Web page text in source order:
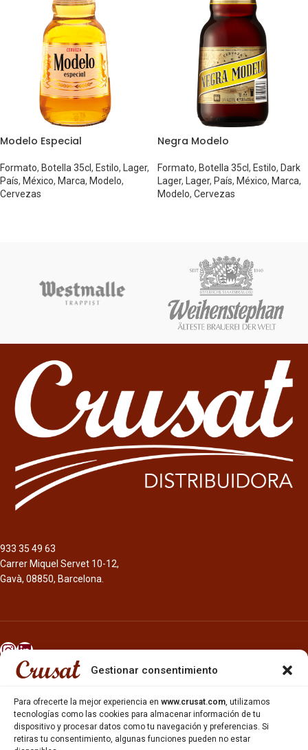
Gestionar consentimiento
Para ofrecerte la mejor experiencia en www.crusat.com, utilizamos
tecnologías como las cookies para almacenar información de tu
dispositivo y procesar datos como tu navegación y preferencias. Si
retiras tu consentimiento, algunas funciones pueden no estar
Modelo Especial
Formato, Botella 35cl, Estilo, Lager,
País, México, Marca, Modelo,
Cervezas
Negra Modelo
Formato, Botella 35cl, Estilo, Dark
Lager, Lager, País, México, Marca,
Modelo, Cervezas
933 35 49 63
Carrer Miquel Servet 10-12,
Gavà, 08850, Barcelona.
INICIO
CERVEZAS
ESTRELLA GALICIA
OTROS PRODUCTOS